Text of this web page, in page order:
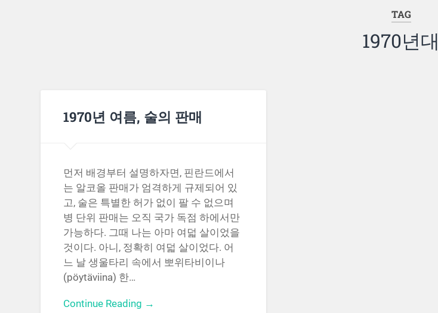
TAG
1970년대
1970년 여름, 술의 판매
먼저 배경부터 설명하자면, 핀란드에서
는 알코올 판매가 엄격하게 규제되어 있
고, 술은 특별한 허가 없이 팔 수 없으며
병 단위 판매는 오직 국가 독점 하에서만
가능하다. 그때 나는 아마 여덟 살이었을
것이다. 아니, 정확히 여덟 살이었다. 어
느 날 생울타리 속에서 뽀위타비이나
(pöytäviina) 한…
Continue Reading →